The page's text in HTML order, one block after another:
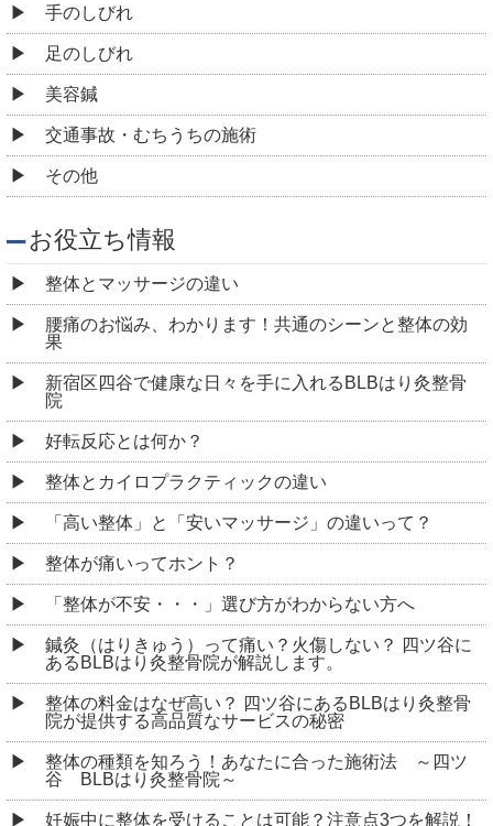
手のしびれ
足のしびれ
美容鍼
交通事故・むちうちの施術
その他
お役立ち情報
整体とマッサージの違い
腰痛のお悩み、わかります！共通のシーンと整体の効
果
新宿区四谷で健康な日々を手に入れるBLBはり灸整骨
院
好転反応とは何か？
整体とカイロプラクティックの違い
「高い整体」と「安いマッサージ」の違いって？
整体が痛いってホント？
「整体が不安・・・」選び方がわからない方へ
鍼灸（はりきゅう）って痛い？火傷しない？ 四ツ谷に
あるBLBはり灸整骨院が解説します。
整体の料金はなぜ高い？ 四ツ谷にあるBLBはり灸整骨
院が提供する高品質なサービスの秘密
整体の種類を知ろう！あなたに合った施術法 ～四ツ
谷 BLBはり灸整骨院～
妊娠中に整体を受けることは可能？注意点3つを解説！